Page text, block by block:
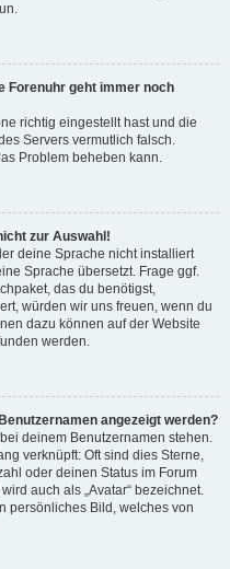
Forenuhr geht immer noch
richtig eingestellt hast und die
Servers vermutlich falsch.
Problem beheben kann.
zur Auswahl!
deine Sprache nicht installiert
Sprache übersetzt. Frage ggf.
das du benötigst,
würden wir uns freuen, wenn du
dazu können auf der Website
werden.
angezeigt werden?
deinem Benutzernamen stehen.
verknüpft: Oft sind dies Sterne,
oder deinen Status im Forum
auch als „Avatar“ bezeichnet.
persönliches Bild, welches von